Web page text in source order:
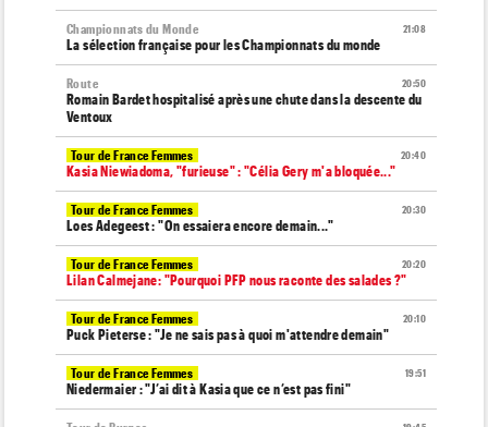
21:08
Championnats du Monde
La sélection française pour les Championnats du monde
20:50
Route
Romain Bardet hospitalisé après une chute dans la descente du
Ventoux
20:40
Tour de France Femmes
Kasia Niewiadoma, "furieuse" : "Célia Gery m'a bloquée..."
20:30
Tour de France Femmes
Loes Adegeest : "On essaiera encore demain..."
20:20
Tour de France Femmes
Lilan Calmejane: "Pourquoi PFP nous raconte des salades ?"
20:10
Tour de France Femmes
Puck Pieterse : "Je ne sais pas à quoi m'attendre demain"
19:51
Tour de France Femmes
Niedermaier : "J’ai dit à Kasia que ce n’est pas fini"